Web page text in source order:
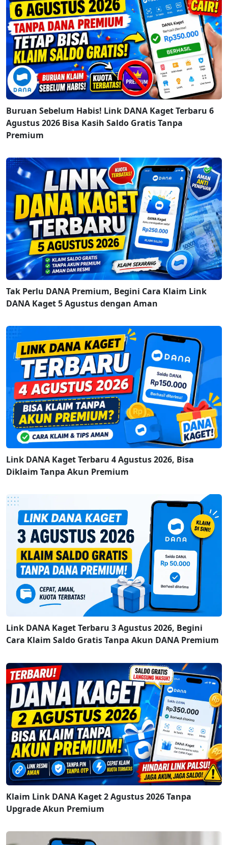
Buruan Sebelum Habis! Link DANA Kaget Terbaru 6
Agustus 2026 Bisa Kasih Saldo Gratis Tanpa
Premium
Tak Perlu DANA Premium, Begini Cara Klaim Link
DANA Kaget 5 Agustus dengan Aman
Link DANA Kaget Terbaru 4 Agustus 2026, Bisa
Diklaim Tanpa Akun Premium
Link DANA Kaget Terbaru 3 Agustus 2026, Begini
Cara Klaim Saldo Gratis Tanpa Akun DANA Premium
Klaim Link DANA Kaget 2 Agustus 2026 Tanpa
Upgrade Akun Premium